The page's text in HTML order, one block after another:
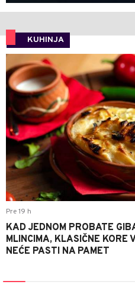
KUHINJA
Pre 19 h
KAD JEDNOM PROBATE
MLINCIMA, KLASIČNE KORE
NEĆE PASTI NA PAMET